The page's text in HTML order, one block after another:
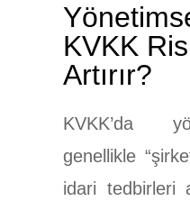
KVKK
Artırır?
KVKK’da
genellikle
idari tedbirleri